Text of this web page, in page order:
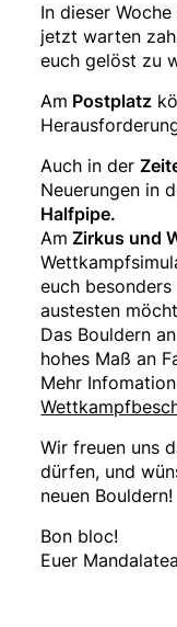
In dieser
jetzt warten
euch gelöst zu
Am Postplatz
Auch in der
Neuerungen in
Halfpipe.
Am Zirkus und
euch
austesten
Das Bouldern
hohes Maß an
Mehr
Wir freuen uns
dürfen, und
neuen Bouldern!
Bon bloc!
Euer